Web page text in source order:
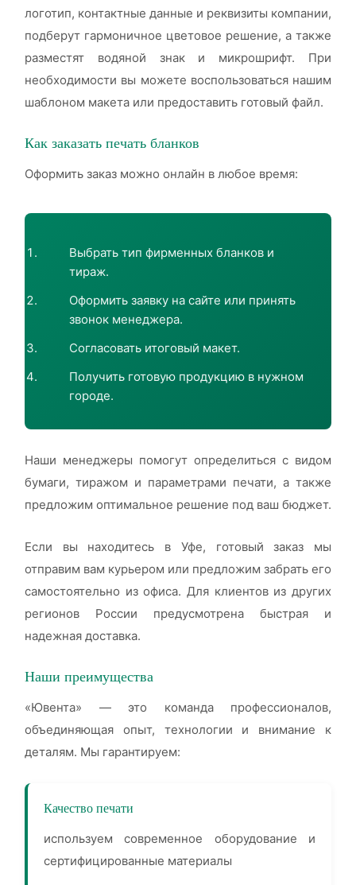
логотип, контактные данные и реквизиты компании,
подберут гармоничное цветовое решение, а также
разместят водяной знак и микрошрифт. При
необходимости вы можете воспользоваться нашим
шаблоном макета или предоставить готовый файл.
Как заказать печать бланков
Оформить заказ можно онлайн в любое время:
Выбрать тип фирменных бланков и
тираж.
Оформить заявку на сайте или принять
звонок менеджера.
Согласовать итоговый макет.
Получить готовую продукцию в нужном
городе.
Наши менеджеры помогут определиться с видом
бумаги, тиражом и параметрами печати, а также
предложим оптимальное решение под ваш бюджет.
Если вы находитесь в Уфе, готовый заказ мы
отправим вам курьером или предложим забрать его
самостоятельно из офиса. Для клиентов из других
регионов России предусмотрена быстрая и
надежная доставка.
Наши преимущества
«Ювента» — это команда профессионалов,
объединяющая опыт, технологии и внимание к
деталям. Мы гарантируем:
Качество печати
используем современное оборудование и
сертифицированные материалы